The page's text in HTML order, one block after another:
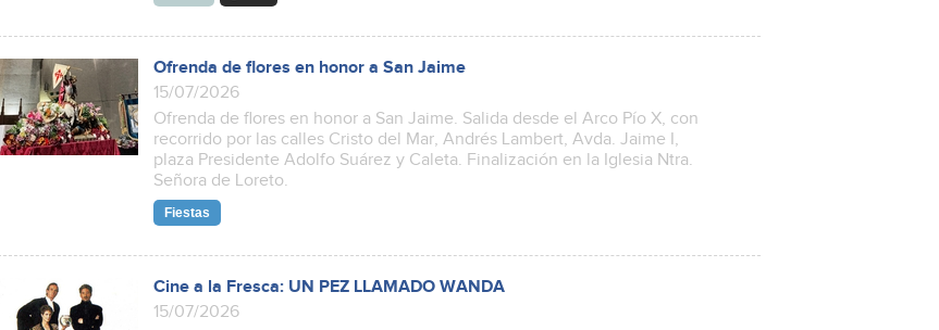
Ofrenda de flores en honor a San Jaime
15/07/2026
Ofrenda de flores en honor a San Jaime. Salida desde el Arco Pío X, con
recorrido por las calles Cristo del Mar, Andrés Lambert, Avda. Jaime I,
plaza Presidente Adolfo Suárez y Caleta. Finalización en la Iglesia Ntra.
Señora de Loreto.
Fiestas
Cine a la Fresca: UN PEZ LLAMADO WANDA
15/07/2026